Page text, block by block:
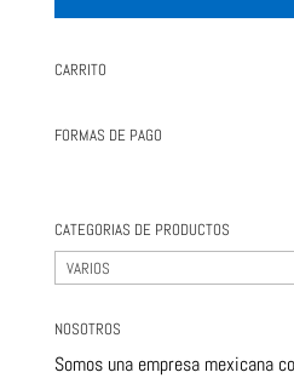
CARRITO
FORMAS DE PAGO
CATEGORIAS DE PRODUCTOS
NOSOTROS
Somos una empresa mexicana